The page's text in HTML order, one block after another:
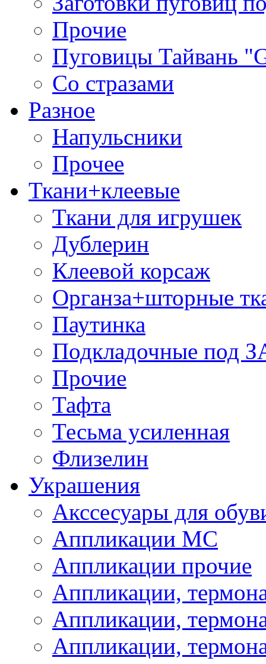
Прочие
Пуговицы Тайвань
Со стразами
Разное
Напульсники
Прочее
Ткани+клеевые
Ткани для игрушек
Дублерин
Клеевой корсаж
Органза+шторные
Паутинка
Подкладочные под
Прочие
Тафта
Тесьма усиленная
Флизелин
Украшения
Акссесуары для
Аппликации МС
Аппликации прочие
Аппликации,
Аппликации,
Аппликации,